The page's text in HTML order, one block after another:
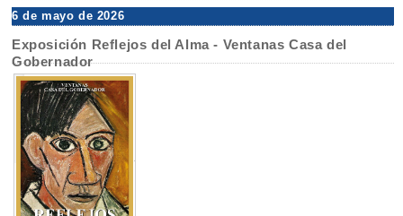
6 de mayo de 2026
Exposición Reflejos del Alma - Ventanas Casa del
Gobernador